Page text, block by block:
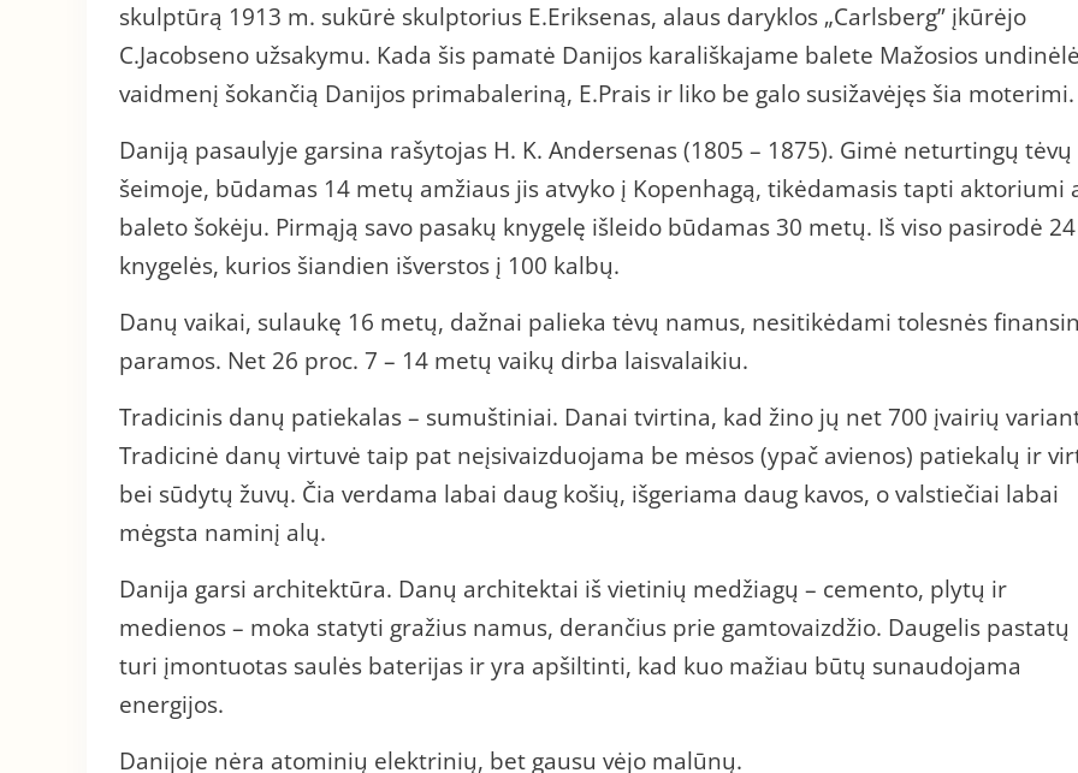
skulptūrą 1913 m. sukūrė skulptorius E.Eriksenas, alaus daryklos „Carlsberg” įkūrėjo
C.Jacobseno užsakymu. Kada šis pamatė Danijos karališkajame balete Mažosios
vaidmenį šokančią Danijos primabaleriną, E.Prais ir liko be galo susižavėjęs šia moterimi.
Daniją pasaulyje garsina rašytojas H. K. Andersenas (1805 – 1875). Gimė neturtingų tėvų
šeimoje, būdamas 14 metų amžiaus jis atvyko į Kopenhagą, tikėdamasis tapti aktoriumi
baleto šokėju. Pirmąją savo pasakų knygelę išleido būdamas 30 metų. Iš viso pasirodė
knygelės, kurios šiandien išverstos į 100 kalbų.
Danų vaikai, sulaukę 16 metų, dažnai palieka tėvų namus, nesitikėdami tolesnės
paramos. Net 26 proc. 7 – 14 metų vaikų dirba laisvalaikiu.
Tradicinis danų patiekalas – sumuštiniai. Danai tvirtina, kad žino jų net 700 įvairių
Tradicinė danų virtuvė taip pat neįsivaizduojama be mėsos (ypač avienos) patiekalų ir
bei sūdytų žuvų. Čia verdama labai daug košių, išgeriama daug kavos, o valstiečiai labai
mėgsta naminį alų.
Danija garsi architektūra. Danų architektai iš vietinių medžiagų – cemento, plytų ir
medienos – moka statyti gražius namus, derančius prie gamtovaizdžio. Daugelis pastatų
turi įmontuotas saulės baterijas ir yra apšiltinti, kad kuo mažiau būtų sunaudojama
energijos.
Danijoje nėra atominių elektrinių, bet gausu vėjo malūnų.